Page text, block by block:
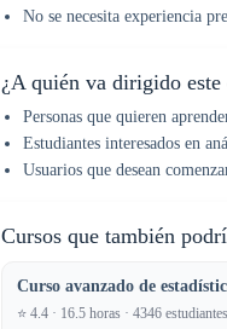
No se necesita experiencia
¿A quién va dirigido este
Personas que quieren
Estudiantes interesados en
Usuarios que desean
Cursos que también
Curso avanzado de
⭐ 4.4 · 16.5 horas · 4346 estudiantes